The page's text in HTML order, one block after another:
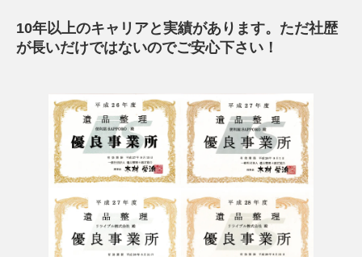
10年以上のキャリアと実績があります。ただ社歴
が長いだけではないのでご安心下さい！